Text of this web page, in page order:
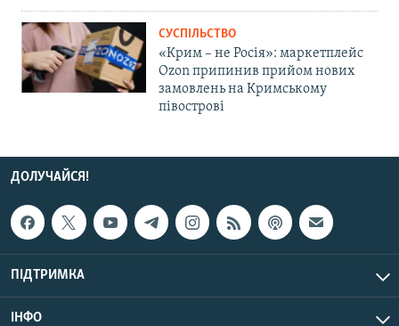
СУСПІЛЬСТВО
«Крим – не Росія»: маркетплейс
Ozon припинив прийом нових
замовлень на Кримському
півострові
ДОЛУЧАЙСЯ!
ПІДТРИМКА
ІНФО